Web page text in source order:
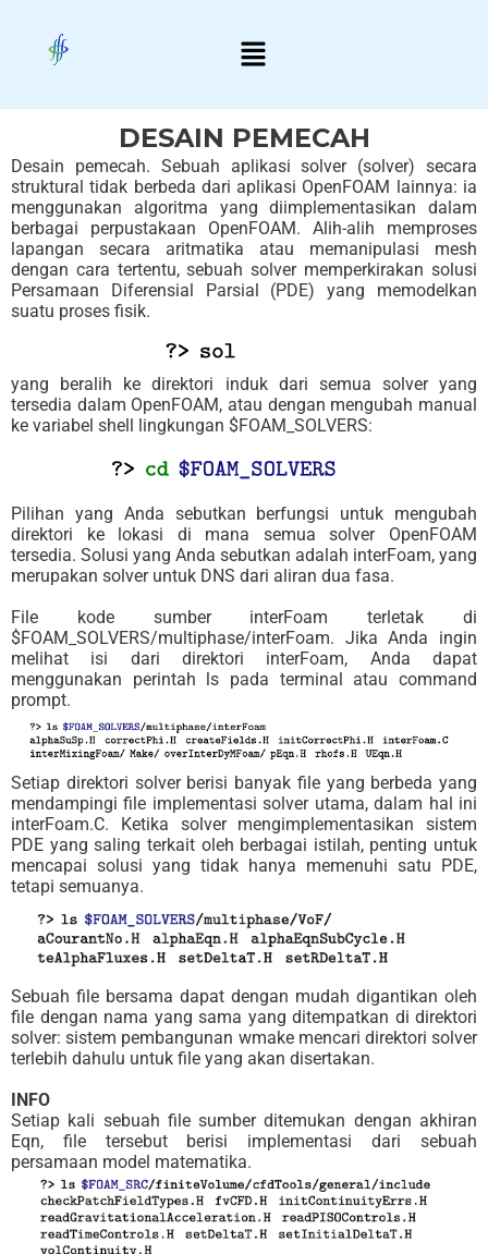
content
Menu
DESAIN PEMECAH
Desain pemecah. Sebuah aplikasi solver (solver) secara
struktural tidak berbeda dari aplikasi OpenFOAM lainnya: ia
menggunakan algoritma yang diimplementasikan dalam
berbagai perpustakaan OpenFOAM. Alih-alih memproses
lapangan secara aritmatika atau memanipulasi mesh
dengan cara tertentu, sebuah solver memperkirakan solusi
Persamaan Diferensial Parsial (PDE) yang memodelkan
suatu proses fisik.
yang beralih ke direktori induk dari semua solver yang
tersedia dalam OpenFOAM, atau dengan mengubah manual
ke variabel shell lingkungan $FOAM_SOLVERS:
Pilihan yang Anda sebutkan berfungsi untuk mengubah
direktori ke lokasi di mana semua solver OpenFOAM
tersedia. Solusi yang Anda sebutkan adalah interFoam, yang
merupakan solver untuk DNS dari aliran dua fasa.
File kode sumber interFoam terletak di
$FOAM_SOLVERS/multiphase/interFoam. Jika Anda ingin
melihat isi dari direktori interFoam, Anda dapat
menggunakan perintah ls pada terminal atau command
prompt.
Setiap direktori solver berisi banyak file yang berbeda yang
mendampingi file implementasi solver utama, dalam hal ini
interFoam.C. Ketika solver mengimplementasikan sistem
PDE yang saling terkait oleh berbagai istilah, penting untuk
mencapai solusi yang tidak hanya memenuhi satu PDE,
tetapi semuanya.
Sebuah file bersama dapat dengan mudah digantikan oleh
file dengan nama yang sama yang ditempatkan di direktori
solver: sistem pembangunan wmake mencari direktori solver
terlebih dahulu untuk file yang akan disertakan.
INFO
Setiap kali sebuah file sumber ditemukan dengan akhiran
Eqn, file tersebut berisi implementasi dari sebuah
persamaan model matematika.